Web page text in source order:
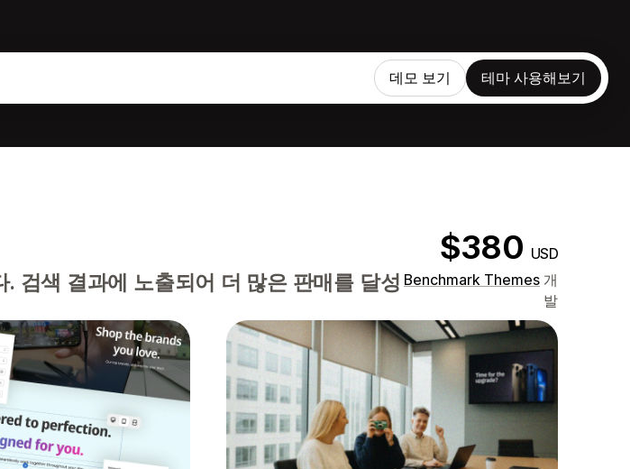
데모 보기 테마 사용해보기
$380 USD
검색 결과에 노출되어 더 많은 판매를 달성 Benchmark Themes 개
발